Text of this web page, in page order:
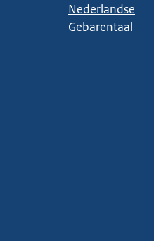
Nederlandse
Gebarentaal